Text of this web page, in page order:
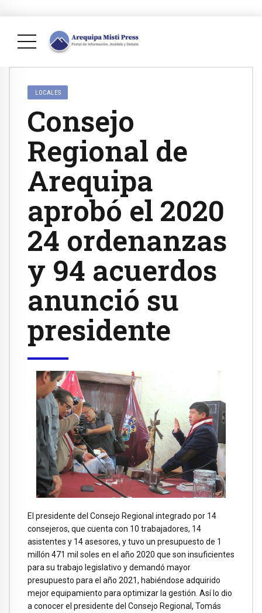
LOCALES
Consejo
Regional de
Arequipa
aprobó el 2020
24 ordenanzas
y 94 acuerdos
anunció su
presidente
El presidente del Consejo Regional integrado por 14
consejeros, que cuenta con 10 trabajadores, 14
asistentes y 14 asesores, y tuvo un presupuesto de 1
millón 471 mil soles en el año 2020 que son insuficientes
para su trabajo legislativo y demandó mayor
presupuesto para el año 2021, habiéndose adquirido
mejor equipamiento para optimizar la gestión. Así lo dio
a conocer el presidente del Consejo Regional, Tomás